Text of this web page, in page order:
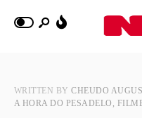
WRITTEN BYCHEUDO
A HORA DO PESADELO ,